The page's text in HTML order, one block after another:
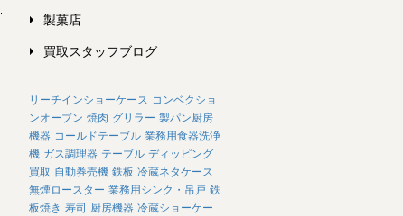
製菓店
買取スタッフブログ
リーチインショーケース コンベクショ
ンオーブン 焼肉 グリラー 製パン厨房
機器 コールドテーブル 業務用食器洗浄
機 ガス調理器 テーブル ディッピング
買取 自動券売機 鉄板 冷蔵ネタケース
無煙ロースター 業務用シンク・吊戸 鉄
板焼き 寿司 厨房機器 冷蔵ショーケー